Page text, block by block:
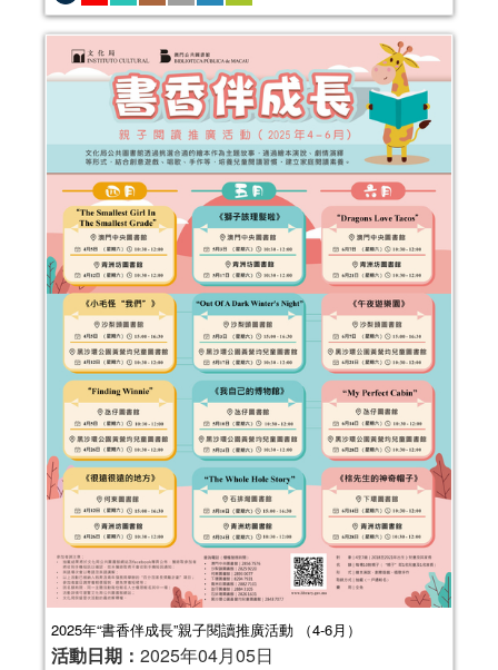
2025年“書香伴成長”親子閱讀推廣活動 （4-6月）
活動日期： 2025年04月05日